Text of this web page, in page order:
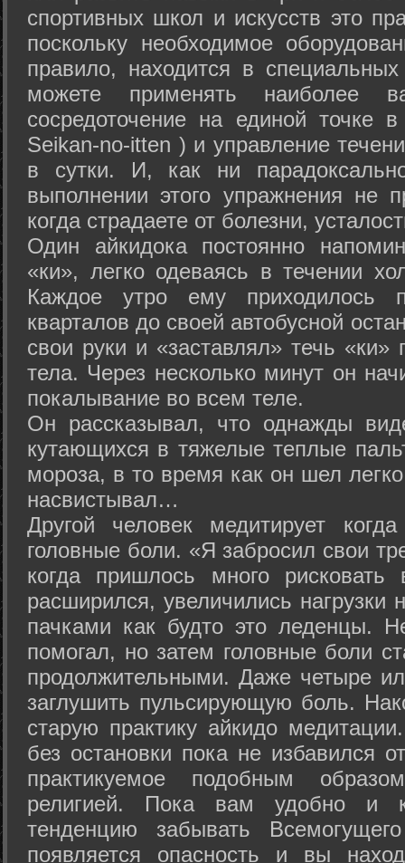
спортивных школ и искусств это
поскольку необходимое
правило, находится в
можете применять наиболее
сосредоточение на единой точке
Seikan-­no-­itten ) и управление
в сутки. И, как ни
выполнении этого упражнения не
когда страдаете от болезни,
Один айкидока постоянно
«ки», легко одеваясь в течении
Каждое утро ему приходилось
кварталов до своей автобусной
свои руки и «заставлял» течь «ки»
тела. Через несколько минут он
покалывание во всем теле.
Он рассказывал, что однажды
кутающихся в тяжелые теплые
мороза, в то время как он шел
насвистывал…
Другой человек медитирует
головные боли. «Я забросил свои
когда пришлось много
расширился, увеличились нагрузки
пачками как будто это леденцы.
помогал, но затем головные боли
продолжительными. Даже четыре
заглушить пульсирующую боль.
старую практику айкидо
без остановки пока не избавился
практикуемое подобным
религией. Пока вам удобно и
тенденцию забывать
появляется опасность и вы